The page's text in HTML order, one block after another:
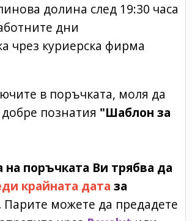
долина след 19:30 часа
дни
чрез куриерска фирма
в поръчката, моля да
познатия "Шаблон за
на поръчката Ви трябва да
крайната дата за
Парите можете да предадете